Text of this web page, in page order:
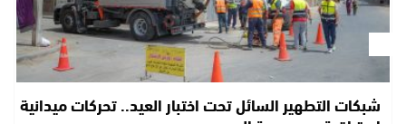
شبكات التطهير السائل تحت اختبار العيد.. تحركات ميدانية